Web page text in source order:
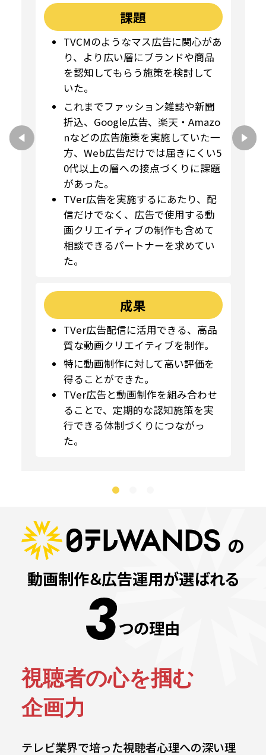
課題
TVCMのようなマス広告に関心があ
り、より広い層にブランドや商品
を認知してもらう施策を検討して
いた。
これまでファッション雑誌や新聞
折込、Google広告、楽天・Amazo
nなどの広告施策を実施していた一
方、Web広告だけでは届きにくい5
0代以上の層への接点づくりに課題
があった。
TVer広告を実施するにあたり、配
信だけでなく、広告で使用する動
画クリエイティブの制作も含めて
相談できるパートナーを求めてい
た。
成果
TVer広告配信に活用できる、高品
質な動画クリエイティブを制作。
特に動画制作に対して高い評価を
得ることができた。
TVer広告と動画制作を組み合わせ
ることで、定期的な認知施策を実
行できる体制づくりにつながっ
た。
の
動画制作＆広告運用が選ばれる
つの理由
視聴者の心を掴む
企画力
テレビ業界で培った視聴者心理への深い理